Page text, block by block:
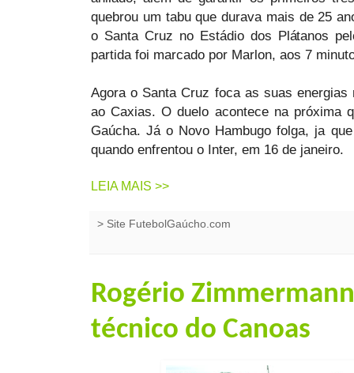
quebrou um tabu que durava mais de 25
o Santa Cruz no Estádio dos Plátanos
partida foi marcado por Marlon, aos 7
Agora o Santa Cruz foca as suas
ao Caxias. O duelo acontece na próxima
Gaúcha. Já o Novo Hambugo folga, ja
quando enfrentou o Inter, em 16 de janeiro.
LEIA MAIS >>
> Site FutebolGaúcho.com
Rogério
técnico do Canoas